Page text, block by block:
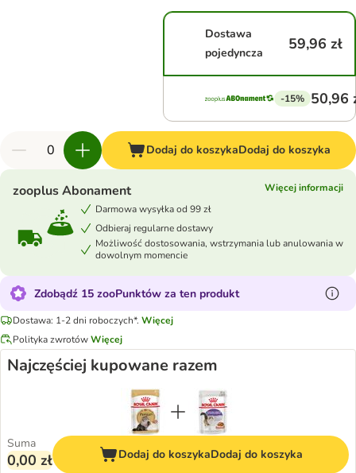
Dostawa
pojedyncza
59,96 zł
-15% 50,96
Dodaj do koszykaDodaj do koszyka
zooplus Abonament
Więcej informacji
Darmowa wysyłka od 99 zł
Odbieraj regularne dostawy
Możliwość dostosowania, wstrzymania lub anulowania w
dowolnym momencie
Zdobądź 15 zooPunktów za ten produkt
Dostawa: 1-2 dni roboczych*. Więcej
Polityka zwrotówWięcej
Najczęściej kupowane razem
Suma
0,00 zł Dodaj do koszykaDodaj do koszyka